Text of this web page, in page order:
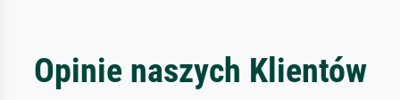
Opinie naszych Klientów